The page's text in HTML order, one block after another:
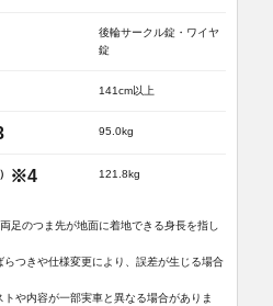
後輪サークル錠・ワイヤ
錠
141cm以上
95.0kg
※4 121.8kg
足のつま先が地面に着地できる身長を指し
らつきや仕様変更により、誤差が生じる場合
トや内容が一部実車と異なる場合がありま